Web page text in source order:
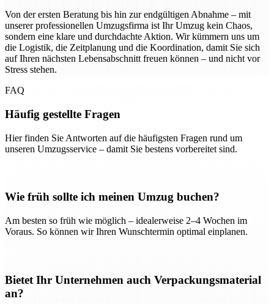
Von der ersten Beratung bis hin zur endgültigen Abnahme – mit
unserer professionellen Umzugsfirma ist Ihr Umzug kein Chaos,
sondern eine klare und durchdachte Aktion. Wir kümmern uns um
die Logistik, die Zeitplanung und die Koordination, damit Sie sich
auf Ihren nächsten Lebensabschnitt freuen können – und nicht vor
Stress stehen.
FAQ
Häufig gestellte Fragen
Hier finden Sie Antworten auf die häufigsten Fragen rund um
unseren Umzugsservice – damit Sie bestens vorbereitet sind.
Wie früh sollte ich meinen Umzug buchen?
Am besten so früh wie möglich – idealerweise 2–4 Wochen im
Voraus. So können wir Ihren Wunschtermin optimal einplanen.
Bietet Ihr Unternehmen auch Verpackungsmaterial
an?